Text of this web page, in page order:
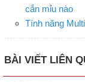
cắn mỉu nào
Tính năng
BÀI VIẾT LIÊN